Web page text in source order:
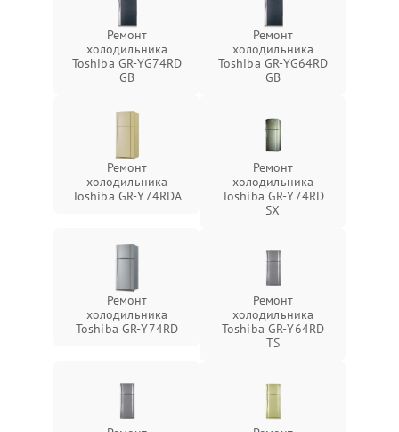
Ремонт
холодильника
Toshiba GR-YG74RD
GB
Ремонт
холодильника
Toshiba GR-YG64RD
GB
Ремонт
холодильника
Toshiba GR-Y74RDA
Ремонт
холодильника
Toshiba GR-Y74RD
SX
Ремонт
холодильника
Toshiba GR-Y74RD
Ремонт
холодильника
Toshiba GR-Y64RD
TS